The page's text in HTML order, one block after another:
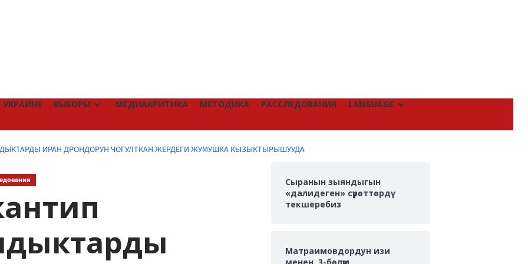
ВЫБОРЫ МЕДИАКРИТИКА МЕТОДИКА РАССЛЕДОВАНИЯ LANGUAGE
ИРАН ДРОНДОРУН ЧОГУЛТКАН ЖЕРДЕГИ ЖУМУШКА КЫЗЫКТЫРЫШУУДА
Сыранын зыяндыгын
«далидеген» сүрөттөрдү
текшеребиз
Матраимовдордун изи